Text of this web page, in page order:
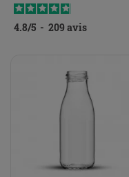
4.8/5 - 209 avis